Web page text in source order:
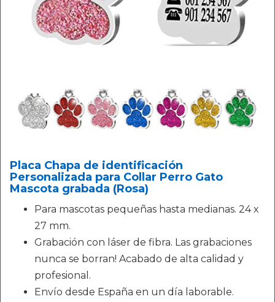
Placa Chapa de identificación
Personalizada para Collar Perro Gato
Mascota grabada (Rosa)
Para mascotas pequeñas hasta medianas. 24 x
27 mm.
Grabación con láser de fibra. Las grabaciones
nunca se borran! Acabado de alta calidad y
profesional.
Envío desde España en un día laborable.